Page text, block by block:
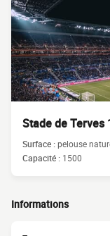
Stade de Terves
Surface :pelouse
Capacité : 1500
Informations